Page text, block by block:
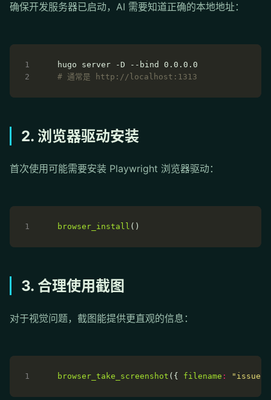
确保开发服务器已启动，AI 需要知道正确的本地地址：
# 通常是 http://localhost:1313
2. 浏览器驱动安装
首次使用可能需要安装 Playwright 浏览器驱动：
browser_install
3. 合理使用截图
对于视觉问题，截图能提供更直观的信息：
browser_take_screenshot ({ filename :